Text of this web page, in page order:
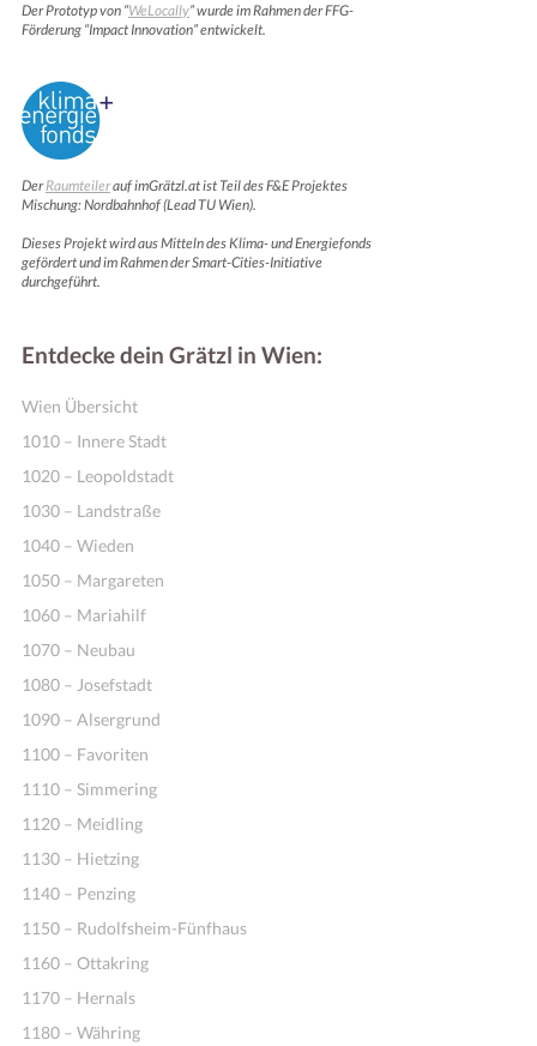
Der Prototyp von “WeLocally” wurde im Rahmen der FFG-
Förderung “Impact Innovation” entwickelt.
DerRaumteilerauf imGrätzl.at ist Teil des F&E Projektes
Mischung: Nordbahnhof (Lead TU Wien).
Dieses Projekt wird aus Mitteln des Klima- und Energiefonds
gefördert und im Rahmen der Smart-Cities-Initiative
durchgeführt.
Entdecke dein Grätzl in Wien:
Wien Übersicht
1010 – Innere Stadt
1020 – Leopoldstadt
1030 – Landstraße
1040 – Wieden
1050 – Margareten
1060 – Mariahilf
1070 – Neubau
1080 – Josefstadt
1090 – Alsergrund
1100 – Favoriten
1110 – Simmering
1120 – Meidling
1130 – Hietzing
1140 – Penzing
1150 – Rudolfsheim-Fünfhaus
1160 – Ottakring
1170 – Hernals
1180 – Währing